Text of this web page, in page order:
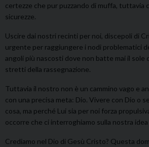
certezze che pur puzzando di muffa, tuttavia
sicurezze.
Uscire dai nostri recinti per noi, discepoli di
urgente per raggiungere i nodi problematici
angoli più nascosti dove non batte mai il sole
stretti della rassegnazione.
Tuttavia il nostro non è un cammino vago e
con una precisa meta: Dio. Vivere con Dio o
cosa, ma perché Lui sia per noi forza
occorre che ci interroghiamo sulla nostra idea
Crediamo nel Dio di Gesù Cristo? Questa